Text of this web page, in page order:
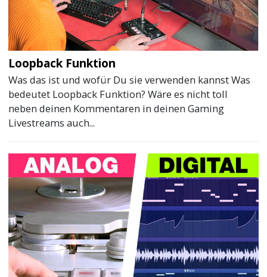
Loopback Funktion
Was das ist und wofür Du sie verwenden kannst Was
bedeutet Loopback Funktion? Wäre es nicht toll
neben deinen Kommentaren in deinen Gaming
Livestreams auch...